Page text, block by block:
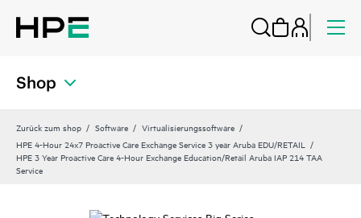
Shop
Zurück zum shop Software
Virtualisierungssoftware
HPE 4-Hour 24x7 Proactive Care Exchange Service 3 year Aruba EDU/RETAIL
HPE 3 Year Proactive Care 4-Hour Exchange Education/Retail Aruba IAP 214 TAA
Service